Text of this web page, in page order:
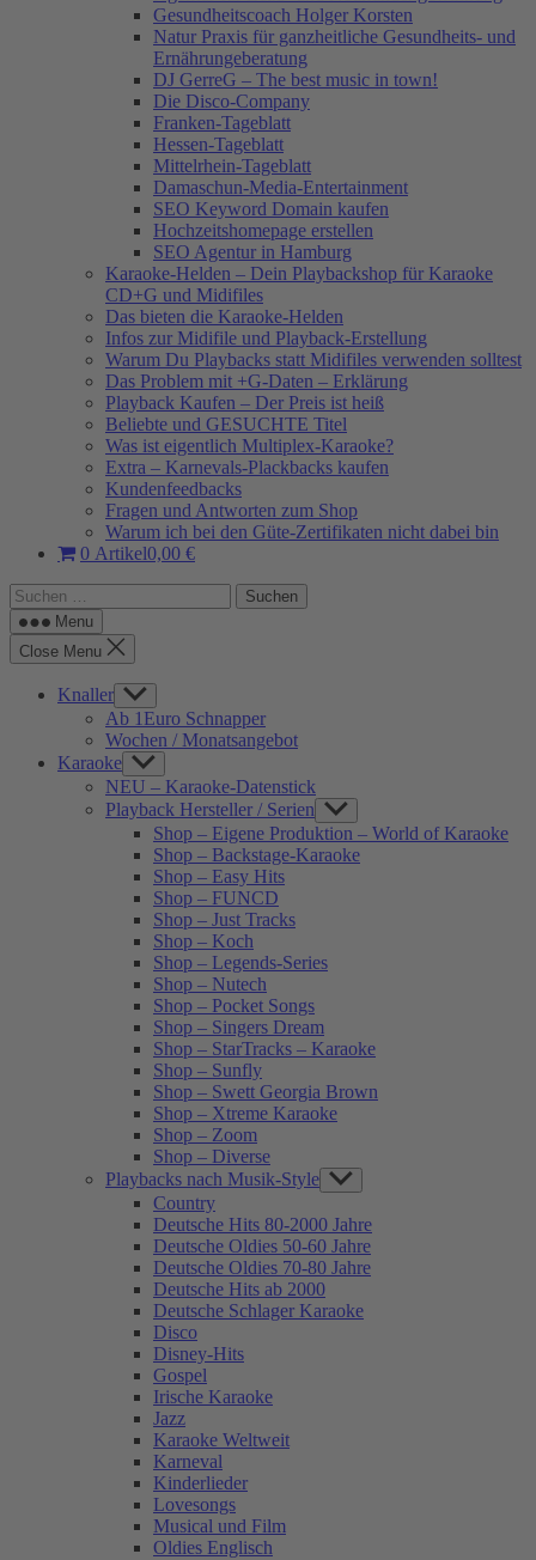
Gesundheitscoach Holger Korsten
Natur Praxis für ganzheitliche Gesundheits- und
Ernährungeberatung
DJ GerreG – The best music in town!
Die Disco-Company
Franken-Tageblatt
Hessen-Tageblatt
Mittelrhein-Tageblatt
Damaschun-Media-Entertainment
SEO Keyword Domain kaufen
Hochzeitshomepage erstellen
SEO Agentur in Hamburg
Karaoke-Helden – Dein Playbackshop für Karaoke
CD+G und Midifiles
Das bieten die Karaoke-Helden
Infos zur Midifile und Playback-Erstellung
Warum Du Playbacks statt Midifiles verwenden solltest
Das Problem mit +G-Daten – Erklärung
Playback Kaufen – Der Preis ist heiß
Beliebte und GESUCHTE Titel
Was ist eigentlich Multiplex-Karaoke?
Extra – Karnevals-Plackbacks kaufen
Kundenfeedbacks
Fragen und Antworten zum Shop
Warum ich bei den Güte-Zertifikaten nicht dabei bin
0 Artikel0,00 €
Suchen
nach: Menu
Close Menu
Knaller Show
sub
menu
Ab 1Euro Schnapper
Wochen / Monatsangebot
Karaoke Show
sub
menu
NEU – Karaoke-Datenstick
Playback Hersteller / Serien Show
sub
menu
Shop – Eigene Produktion – World of Karaoke
Shop – Backstage-Karaoke
Shop – Easy Hits
Shop – FUNCD
Shop – Just Tracks
Shop – Koch
Shop – Legends-Series
Shop – Nutech
Shop – Pocket Songs
Shop – Singers Dream
Shop – StarTracks – Karaoke
Shop – Sunfly
Shop – Swett Georgia Brown
Shop – Xtreme Karaoke
Shop – Zoom
Shop – Diverse
Playbacks nach Musik-Style Show
sub
menu
Country
Deutsche Hits 80-2000 Jahre
Deutsche Oldies 50-60 Jahre
Deutsche Oldies 70-80 Jahre
Deutsche Hits ab 2000
Deutsche Schlager Karaoke
Disco
Disney-Hits
Gospel
Irische Karaoke
Jazz
Karaoke Weltweit
Karneval
Kinderlieder
Lovesongs
Musical und Film
Oldies Englisch